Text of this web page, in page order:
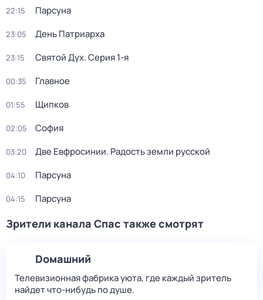
22:15 Парсуна
23:05 День Патриарха
23:15 Святой Дух. Серия 1-я
00:35 Главное
01:55 Щипков
02:05 София
03:20 Две Евфросинии. Радость земли русской
04:10 Парсуна
04:15 Парсуна
Зрители канала Спас также смотрят
Dомашний
Телевизионная фабрика уюта, где каждый зритель
найдет что‑нибудь по душе.